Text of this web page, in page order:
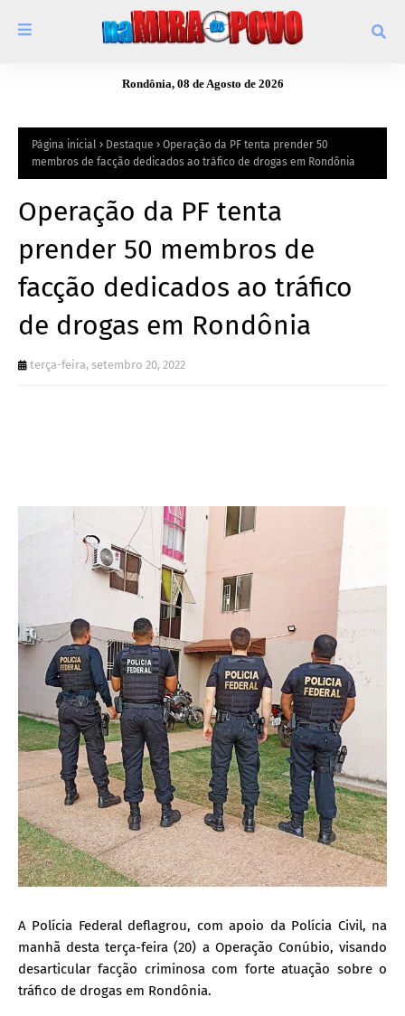
Rondônia, 08 de Agosto de 2026
Página inicial Destaque
Operação da PF tenta prender 50
membros de facção dedicados ao tráfico de drogas em Rondônia
Operação da PF tenta
prender 50 membros de
facção dedicados ao tráfico
de drogas em Rondônia
terça-feira, setembro 20, 2022
A Polícia Federal deflagrou, com apoio da Polícia Civil, na
manhã desta terça-feira (20) a Operação Conúbio, visando
desarticular facção criminosa com forte atuação sobre o
tráfico de drogas em Rondônia.